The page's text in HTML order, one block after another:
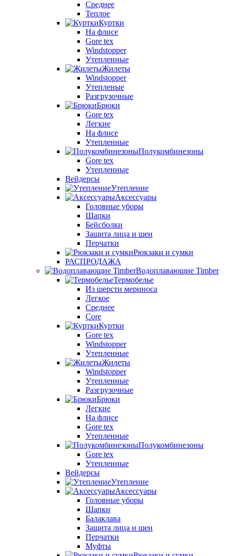
Среднее
Теплое
Куртки
На флисе
Gore tex
Windstopper
Утепленные
Жилеты
Windstopper
Утепленые
Разгрузочные
Брюки
Gore tex
Легкие
На флисе
Утепленные
Полукомбинезоны
Gore tex
Утепленные
Вейдерсы
Утепление
Аксессуары
Головные уборы
Шапки
Бейсболки
Защита лица и шеи
Перчатки
Рюкзаки и сумки
РАСПРОДАЖА
Водоплавающие Timber
Термобелье
Из шерсти мериноса
Легкое
Среднее
Core
Куртки
Gore tex
Windstopper
Утепленные
Жилеты
Windstopper
Утепленные
Разгрузочные
Брюки
Легкие
На флисе
Gore tex
Утепленные
Полукомбинезоны
Gore tex
Утепленные
Вейдерсы
Утепление
Аксессуары
Головные уборы
Шапки
Балаклава
Защита лица и шеи
Перчатки
Муфты